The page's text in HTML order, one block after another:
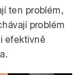
ten problém,
problém
efektivně